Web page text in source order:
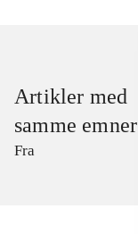
Artikler med
samme emner
Fra